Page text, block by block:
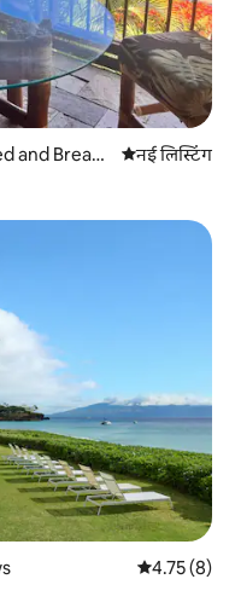
and Breakf
ठहरने की नई
नई लिस्टिंग
औसत रेटिंग 5
4.75 (8)